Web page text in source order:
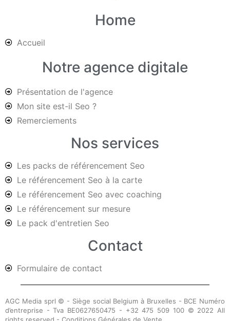
Home
Accueil
Notre agence digitale
Présentation de l'agence
Mon site est-il Seo ?
Remerciements
Nos services
Les packs de référencement Seo
Le référencement Seo à la carte
Le référencement Seo avec coaching
Le référencement sur mesure
Le pack d'entretien Seo
Contact
Formulaire de contact
AGC Media sprl © - Siège social Belgium à Bruxelles - BCE Numéro
d’entreprise - Tva BE0627650475 - +32 475 509 100 © 2022 All